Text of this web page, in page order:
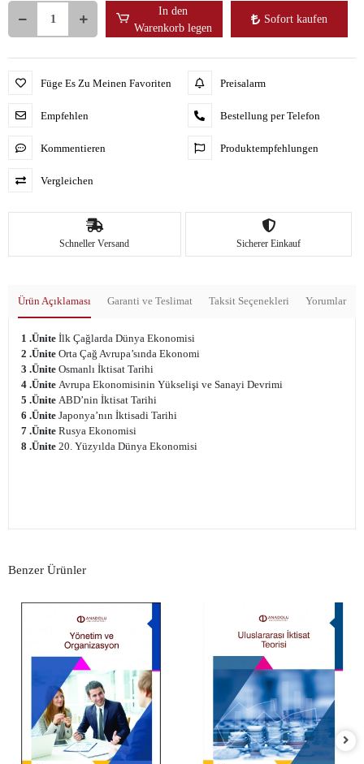
In den
Warenkorb legen
Sofort kaufen
Füge Es Zu Meinen Favoriten
Empfehlen
Kommentieren
Vergleichen
Preisalarm
Bestellung per Telefon
Produktempfehlungen
Schneller Versand Sicherer Einkauf
Ürün Açıklaması Garanti ve Teslimat Taksit Seçenekleri Yorumlar
1 .Ünite İlk Çağlarda Dünya Ekonomisi
2 .Ünite Orta Çağ Avrupa’sında Ekonomi
3 .Ünite Osmanlı İktisat Tarihi
4 .Ünite Avrupa Ekonomisinin Yükselişi ve Sanayi Devrimi
5 .Ünite ABD’nin İktisat Tarihi
6 .Ünite Japonya’nın İktisadi Tarihi
7 .Ünite Rusya Ekonomisi
8 .Ünite 20. Yüzyılda Dünya Ekonomisi
Benzer Ürünler